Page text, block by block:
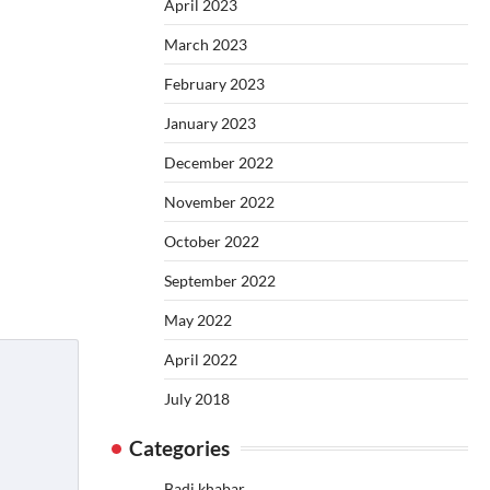
April 2023
March 2023
February 2023
January 2023
December 2022
November 2022
October 2022
September 2022
May 2022
April 2022
July 2018
Categories